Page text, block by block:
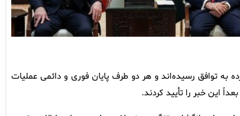
به توافق رسیده‌اند و هر دو طرف پایان فوری و دائمی عملیات
این خبر را تأیید کردند.